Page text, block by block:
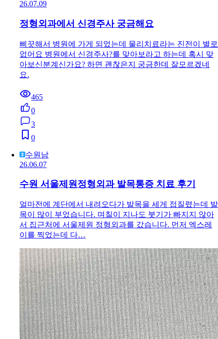
26.07.09
정형외과에서 신경주사 궁금해요
삐끗해서 병원에 가게 되었는데 물리치료라는 진전이 별로
없어요 병원에서 신경주사?를 맞아보라고 하는데 혹시 맞
아보신분계신가요? 하면 괜찮은지 궁금한데 잘모르겠네
요.
465
0
3
0
수원남
26.06.07
수원 서울제원정형외과 발목통증 치료 후기
얼마전에 계단에서 내려오다가 발목을 세게 접질렸는데 발
목이 많이 부었습니다. 며칠이 지나도 붓기가 빠지지 않아
서 집근처에 서울제원 정형외과를 갔습니다. 먼저 엑스레
이를 찍었는데 다…